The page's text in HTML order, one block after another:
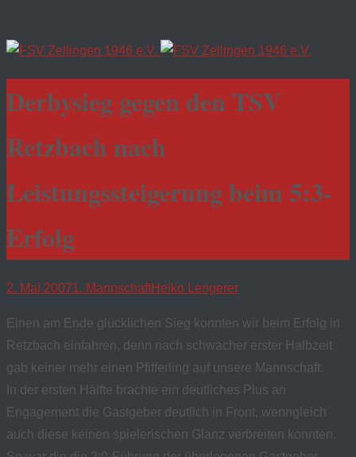
Derbysieg gegen den TSV
Retzbach nach
Leistungssteigerung beim 5:3-
Erfolg
2. Mai 20071. MannschaftHeiko Lengerer
Einen am Ende glücklichen Sieg konnten wir beim Erfolg in
Retzbach einfahren, denn nach schwacher erster Halbzeit
gab keiner mehr einen Pfifferling auf unsere Mannschaft.
In der ersten Hälfte brachte ein deutliches Plus an
Engagement die Gastgeber deutlich in Front, wenngleich
auch diese keinen spielerischen Glanz verbreiten konnten.